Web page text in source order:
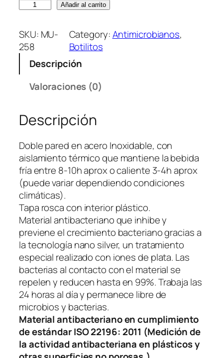
t
i
l
e
t
a
l
i
c
o
V
o
r
t
e
x
6
0
0
m
l
c
a
Añadir al carrito
SKU: MU-
258
Category:Antimicrobianos
Botilitos
Descripción
Valoraciones (0)
Descripción
Doble pared en acero Inoxidable, con
aislamiento térmico que mantiene la bebida
fría entre 8-10h aprox o caliente 3-4h aprox
(puede variar dependiendo condiciones
climáticas).
Tapa rosca con interior plástico.
Material antibacteriano que inhibe y
previene el crecimiento bacteriano gracias a
la tecnología nano silver, un tratamiento
especial realizado con iones de plata. Las
bacterias al contacto con el material se
repelen y reducen hasta en 99%. Trabaja las
24 horas al día y permanece libre de
microbios y bacterias.
Material antibacteriano en cumplimiento
de estándar ISO 22196: 2011 (Medición de
la actividad antibacteriana en plásticos y